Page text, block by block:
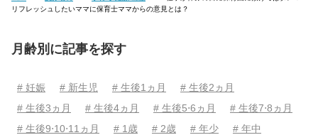
リフレッシュしたいママに保育士ママからの意見とは？
月齢別に記事を探す
# 妊娠 # 新生児 # 生後1ヵ月
# 生後2ヵ月
# 生後3ヵ月
# 生後4ヵ月 # 生後5⋅6ヵ月
# 生後7⋅8ヵ月
# 生後9⋅10⋅11ヵ月
# 1歳 # 2歳 # 年少
# 年中